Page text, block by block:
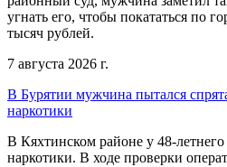
угнать его, чтобы покататься по
тысяч рублей.
7 августа 2026 г.
В Бурятии мужчина пытался
наркотики
В Кяхтинском районе у 48-
наркотики. В ходе проверки